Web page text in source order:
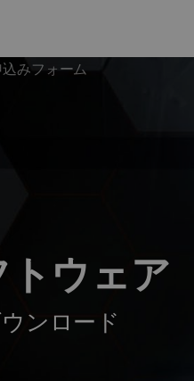
みフォーム
トウェア
ンロード